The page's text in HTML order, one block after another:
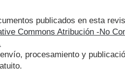
publicados en esta
Commons Atribución -No
procesamiento y